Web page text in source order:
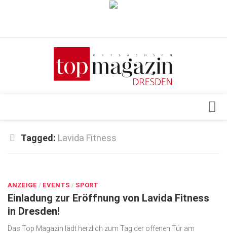
Verkaufsstellen
Top Gesundheitsforum Dresden / Ostsachsen
Geschäft
gesund & schön
Gesellschaft
Tagged: Lavida Fitness
ANZEIGE / EVENTS / SPORT
Einladung zur Eröffnung von Lavida Fitness
in Dresden!
Das Top Magazin lädt herzlich zum Tag der offenen Tür am